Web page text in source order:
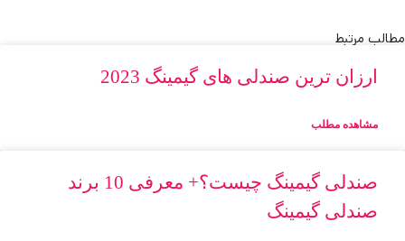
مطالب مرتبط
ارزان ترین صندلی های گیمینگ 2023
مشاهده مطلب
صندلی گیمینگ چیست؟+ معرفی 10 برند
صندلی گیمینگ